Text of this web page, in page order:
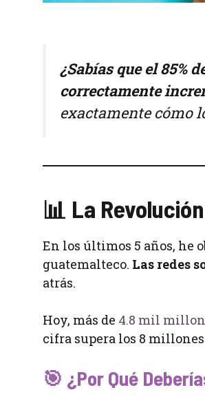
¿Sabías que el 85%
correctamente
exactamente cómo
📊 La
En los últimos 5 años, he
guatemalteco. Las redes
atrás.
Hoy, más de 4.8 mil
cifra supera los 8
🎯 ¿Por Qué